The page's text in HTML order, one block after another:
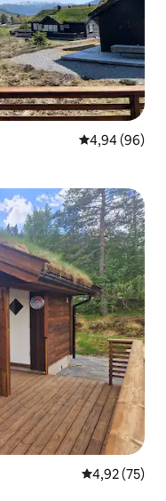
Gemiddelde
4,94 (96)
Gemiddelde
4,92 (75)